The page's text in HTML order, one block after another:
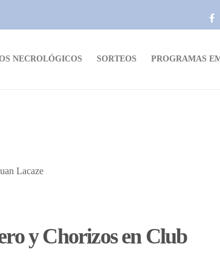
NECROLÓGICOS SORTEOS PROGRAMAS
y Chorizos en Club